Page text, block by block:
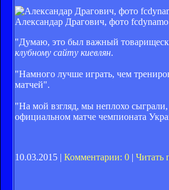
Александар Драгович, фото
"Думаю, это был важный
клубному сайту киевлян.
"Намного лучше играть, чем
матчей".
"На мой взгляд, мы неплохо
официальном матче чемпионата
10.03.2015 | Комментарии: 0 Читать